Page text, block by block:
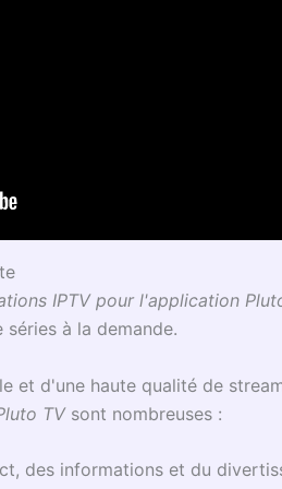
IPTV pour l'application
à la demande.
et d'une haute qualité de
TVsont nombreuses :
des informations et du